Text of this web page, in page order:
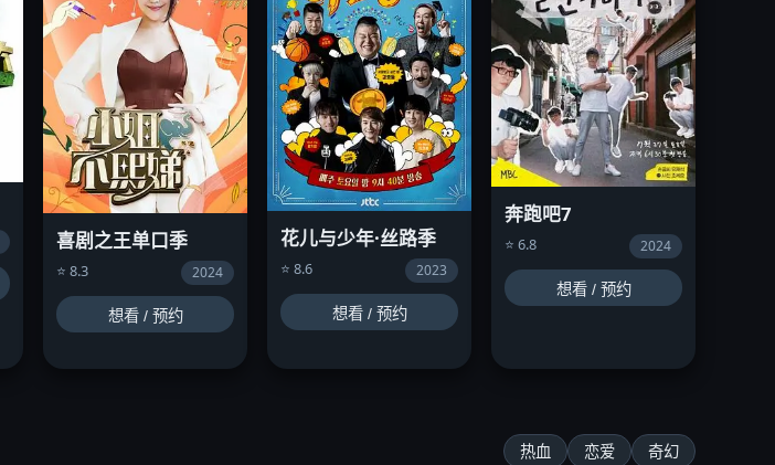
喜剧之王单口季
⭐ 8.3 2024
想看 / 预约
花儿与少年·丝路季
⭐ 8.6 2023
想看 / 预约
奔跑吧7
⭐ 6.8 2024
想看 / 预约
热血 恋爱 奇幻